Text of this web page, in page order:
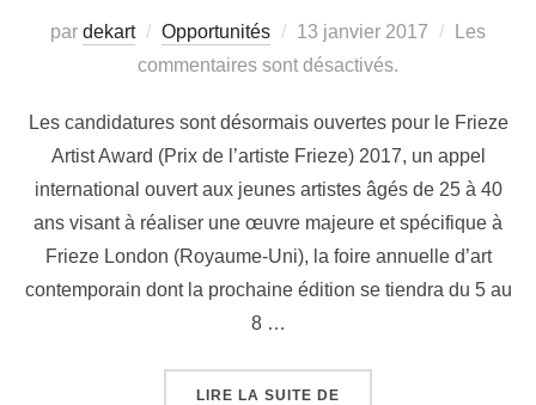
par dekart Opportunités 13 janvier 2017
Les
commentaires sont désactivés.
Les candidatures sont désormais ouvertes pour le Frieze
Artist Award (Prix de l’artiste Frieze) 2017, un appel
international ouvert aux jeunes artistes âgés de 25 à 40
ans visant à réaliser une œuvre majeure et spécifique à
Frieze London (Royaume-Uni), la foire annuelle d’art
contemporain dont la prochaine édition se tiendra du 5 au
8 …
LIRE LA SUITE DE